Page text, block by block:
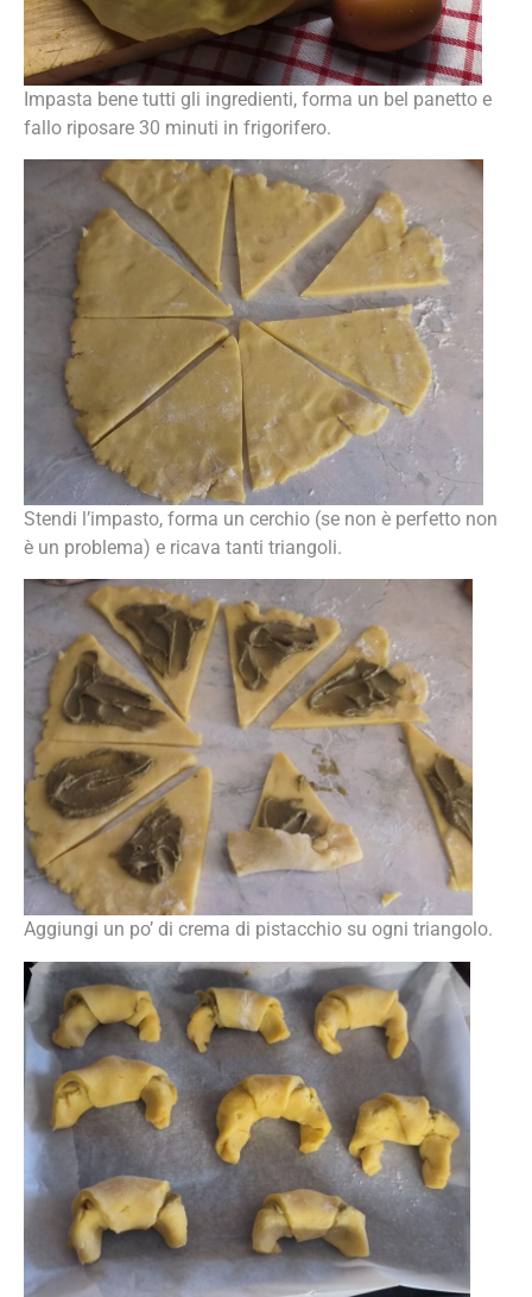
Impasta bene tutti gli ingredienti, forma un bel panetto e
fallo riposare 30 minuti in frigorifero.
Stendi l’impasto, forma un cerchio (se non è perfetto non
è un problema) e ricava tanti triangoli.
Aggiungi un po’ di crema di pistacchio su ogni triangolo.